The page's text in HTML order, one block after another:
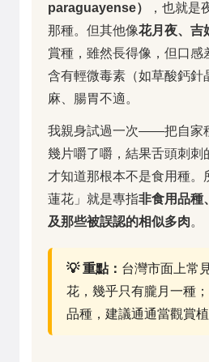
paraguayense）
，也就是
那種。但其他像花月夜、吉
賞種，雖然長得像，但口感
含有輕微毒素（如草酸鈣針
麻、腸胃不適。
我親身試過一次——把自家
幾片嚼了嚼，結果舌頭刺刺
才知道那根本不是食用種。
蓮花」就是專指非食用品種
及那些被誤認的相似多肉。
💡 重點： 台灣市面上常
花，幾乎只有朧月一種
品種，建議通通當觀賞植